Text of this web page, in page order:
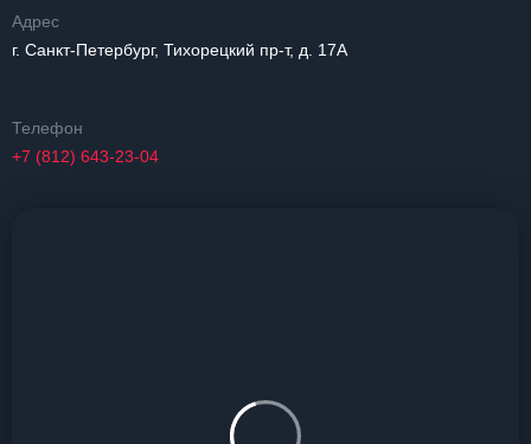
Адрес
г. Санкт-Петербург, Тихорецкий пр-т, д. 17А
Телефон
+7 (812) 643-23-04